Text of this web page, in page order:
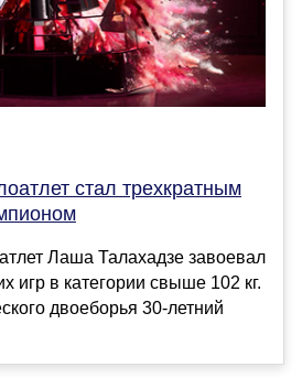
стал трехкратным
Лаша Талахадзе завоевал
игр в категории свыше 102 кг.
двоеборья 30-летний